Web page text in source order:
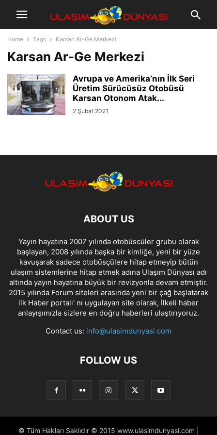
Home Tags Karsan Ar-Ge Merkezi
Karsan Ar-Ge Merkezi
Avrupa ve Amerika’nın İlk Seri
Üretim Sürücüsüz Otobüsü
Karsan Otonom Atak...
2 Şubat 2021
ABOUT US
Yayın hayatına 2007 yılında otobüscüler grubu olarak
başlayan, 2008 yılında başka bir kimliğe, yeni bir yüze
kavuşarak sadece otobüsçülere hitap etmeyip bütün
ulaşım sistemlerine hitap etmek adına Ulaşım Dünyası adı
altında yayın hayatına büyük bir revizyonla devam etmiştir.
2015 yılında Forum siteleri arasında yeni bir çağ başlatarak
ilk Haber portalı' nı uygulayan site olarak, İlkeli haber
anlayışımızla sizlere en doğru haberleri ulaştırıyoruz.
Contact us: info@ulasimdunyasi.com
FOLLOW US
© Tüm Hakları Saklıdır © 2015 www.ulasimdunyasi.com |